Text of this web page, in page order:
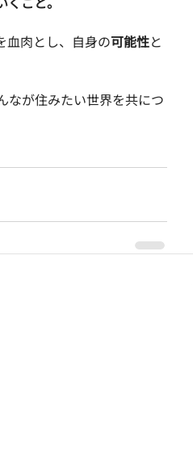
血肉とし、自身の可能性と
なが住みたい世界を共につ